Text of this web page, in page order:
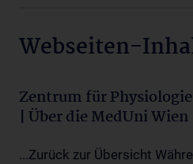
Webseiten-
Zentrum für
| Über die MedUni Wien
...Zurück zur Übersicht